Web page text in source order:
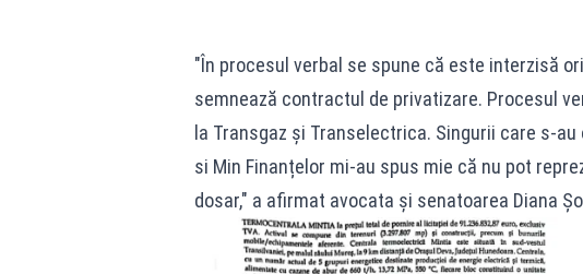
"În procesul verbal se spune că este interzisă
semnează contractul de privatizare. Procesul
la Transgaz și Transelectrica. Singurii care s-
si Min Finanțelor mi-au spus mie că nu pot
dosar," a afirmat avocata și senatoarea Diana